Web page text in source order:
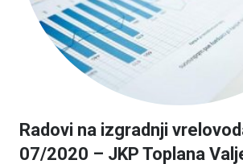
Radovi na izgradnji
07/2020 – JKP Toplana